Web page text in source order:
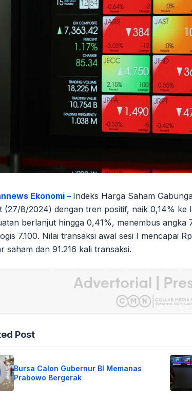
Ekonomi – Indeks Harga Saham
(27/8/2024) dengan tren positif, naik 0,14% ke
berlanjut hingga 0,41%, menembus angka
7.100. Nilai transaksi awal sesi I mencapai
saham dan 91.216 kali transaksi.
Post
Bursa Calon Gubernur BI Memanas
Prabowo Bergerak